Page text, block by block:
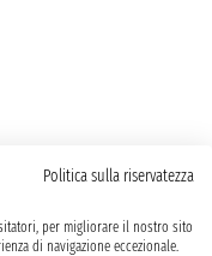
Politica sulla riservatezza
per migliorare il nostro sito
di navigazione eccezionale.